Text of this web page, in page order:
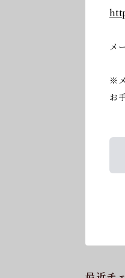
メ
※
お